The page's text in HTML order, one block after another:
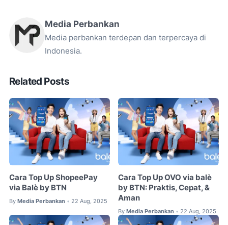
Media Perbankan
Media perbankan terdepan dan terpercaya di
Indonesia.
Related Posts
Cara Top Up ShopeePay
via Balè by BTN
By Media Perbankan • 22 Aug, 2025
Cara Top Up OVO via balè
by BTN: Praktis, Cepat, &
Aman
By Media Perbankan • 22 Aug, 2025